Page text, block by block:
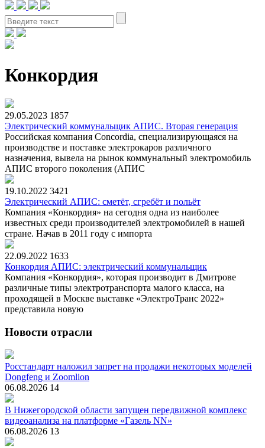
Конкордия
29.05.2023 1857
Электрический коммунальщик АПИС. Вторая генерация
Российская компания Concordia, специализирующаяся на
производстве и поставке электрокаров различного
назначения, вывела на рынок коммунальный электромобиль
АПИС второго поколения (АПИС
19.10.2022 3421
Электрический АПИС: сметёт, сгребёт и польёт
Компания «Конкордия» на сегодня одна из наиболее
известных среди производителей электромобилей в нашей
стране. Начав в 2011 году с импорта
22.09.2022 1633
Конкордия АПИС: электрический коммунальщик
Компания «Конкордия», которая производит в Дмитрове
различные типы электротранспорта малого класса, на
проходящей в Москве выставке «ЭлектроТранс 2022»
представила новую
Новости отрасли
Росстандарт наложил запрет на продажи некоторых моделей
Dongfeng и Zoomlion
06.08.2026 14
В Нижегородской области запущен передвижной комплекс
видеоанализа на платформе «Газель NN»
06.08.2026 13